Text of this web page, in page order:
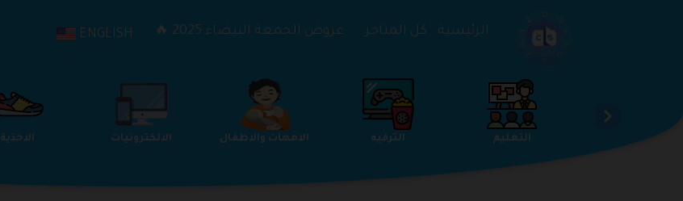
الرئيسية كل المتاجر عروض الجمعة البيضاء 2025 🔥 ENGLISH
الالكترونيات الامهات والاطفال الترفيه التعليم الجمال والعناية الخدمات